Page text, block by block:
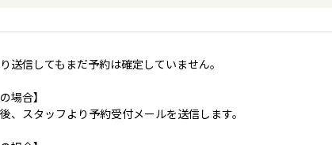
送信してもまだ予約は確定していません。
場合】
、スタッフより予約受付メールを送信します。